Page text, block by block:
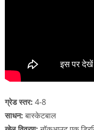
ग्रेड स्तर: 4-8
साधन: बास्केटबाल